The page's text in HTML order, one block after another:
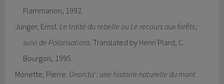
Flammarion, 1992.
Jünger, Ernst.Le traité du rebelle ou Le recours aux forêts ;
suivi de Polarisations. Translated by Henri Plard, C.
Bourgois, 1995.
Monette, Pierre. Onon:ta’ : une histoire naturelle du mont